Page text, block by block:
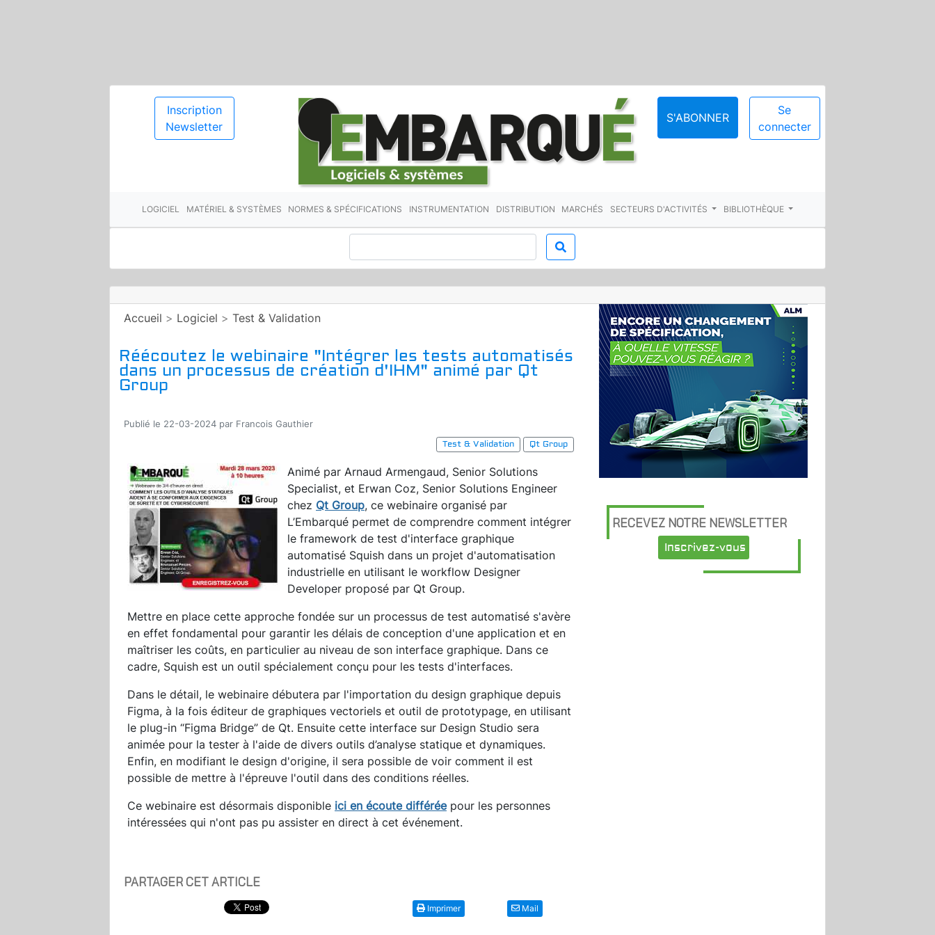
Inscription
Newsletter
S'ABONNER
Se
connecter
LOGICIEL MATÉRIEL & SYSTÈMES NORMES & SPÉCIFICATIONS INSTRUMENTATION DISTRIBUTION MARCHÉS SECTEURS D'ACTIVITÉS BIBLIOTHÈQUE
Accueil > Logiciel > Test & Validation
Réécoutez le webinaire "Intégrer les tests automatisés
dans un processus de création d'IHM" animé par Qt
Group
Publié le 22-03-2024 par Francois Gauthier
Test & Validation
Qt Group
Animé par Arnaud Armengaud, Senior Solutions
Specialist, et Erwan Coz, Senior Solutions Engineer
chez Qt Group, ce webinaire organisé par
L’Embarqué permet de comprendre comment intégrer
le framework de test d'interface graphique
automatisé Squish dans un projet d'automatisation
industrielle en utilisant le workflow Designer
Developer proposé par Qt Group.
Mettre en place cette approche fondée sur un processus de test automatisé s'avère
en effet fondamental pour garantir les délais de conception d'une application et en
maîtriser les coûts, en particulier au niveau de son interface graphique. Dans ce
cadre, Squish est un outil spécialement conçu pour les tests d'interfaces.
Dans le détail, le webinaire débutera par l'importation du design graphique depuis
Figma, à la fois éditeur de graphiques vectoriels et outil de prototypage, en utilisant
le plug-in “Figma Bridge” de Qt. Ensuite cette interface sur Design Studio sera
animée pour la tester à l'aide de divers outils d’analyse statique et dynamiques.
Enfin, en modifiant le design d'origine, il sera possible de voir comment il est
possible de mettre à l'épreuve l'outil dans des conditions réelles.
Ce webinaire est désormais disponible ici en écoute différéepour les personnes
intéressées qui n'ont pas pu assister en direct à cet événement.
PARTAGER CET ARTICLE
Imprimer Mail
RECEVEZ NOTRE NEWSLETTER
Inscrivez-vous